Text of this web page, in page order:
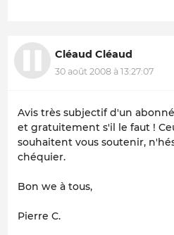
Cléaud Cléaud
30 août 2008 à 13:27:07
Avis très subjectif d'un
et gratuitement s'il le faut !
souhaitent vous soutenir,
chéquier.
Bon we à tous,
Pierre C.